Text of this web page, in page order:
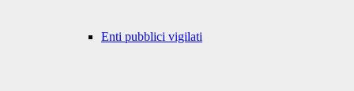
Enti pubblici vigilati